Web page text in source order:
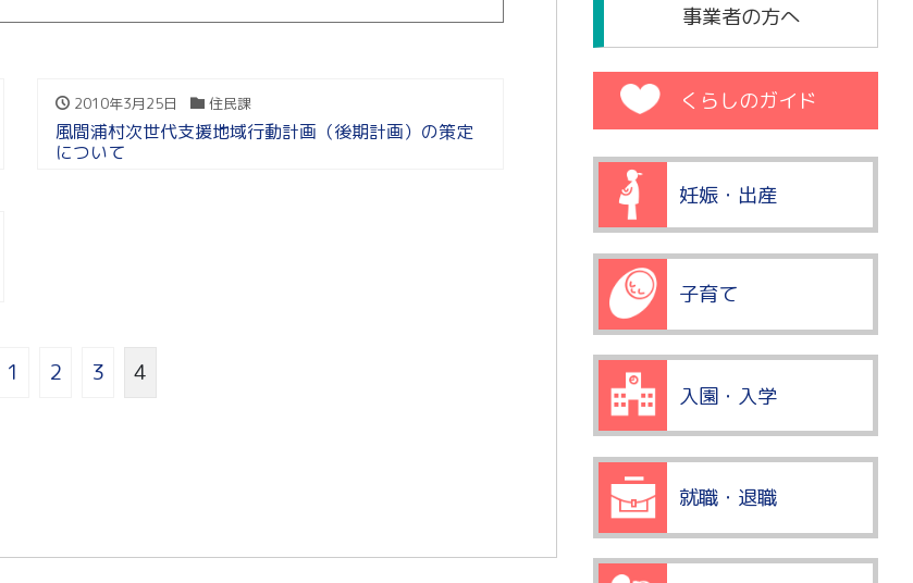
2010年3月25日 住民課
風間浦村次世代支援地域行動計画（後期計画）の策定
について
1 2 3 4
事業者の方へ
くらしのガイド
妊娠・出産
子育て
入園・入学
就職・退職